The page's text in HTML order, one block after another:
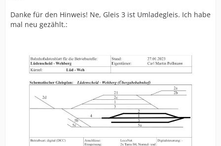
Danke für den Hinweis! Ne, Gleis 3 ist Umladegleis. Ich habe
mal neu gezählt.: